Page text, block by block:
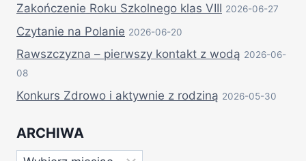
Zakończenie Roku Szkolnego klas VIII 2026-06-27
Czytanie na Polanie 2026-06-20
Rawszczyzna – pierwszy kontakt z wodą 2026-06-
08
Konkurs Zdrowo i aktywnie z rodziną 2026-05-30
ARCHIWA